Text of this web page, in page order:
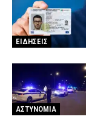
ΕΙΔΗΣΕΙΣ
ΑΣΤΥΝΟΜΙΑ